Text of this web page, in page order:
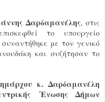
Δαρδαμανέλης, στις
το υπουργείο
με τον γενικό
και συζήτησαν το
κ. Δαρδαμανέλη
΄Ενωσης Δήμων